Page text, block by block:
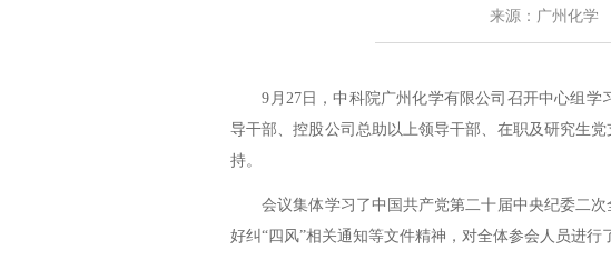
来源：广州化学
9 月 27日，中科院广州化学有限公司召开中心组学
导干部、控股公司总助以上领导干部、在职及研究生
持。
会议集体学习了中国共产党第二十届中央纪委二
好纠“四风”相关通知等文件精神，对全体参会人员进行